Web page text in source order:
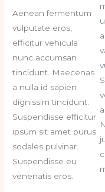
Aenean fermentum
vulputate eros,
efficitur vehicula
nunc accumsan
tincidunt. Maecenas
a nulla id sapien
dignissim tincidunt.
Suspendisse efficitur
ipsum sit amet purus
sodales pulvinar.
Suspendisse eu
venenatis eros.